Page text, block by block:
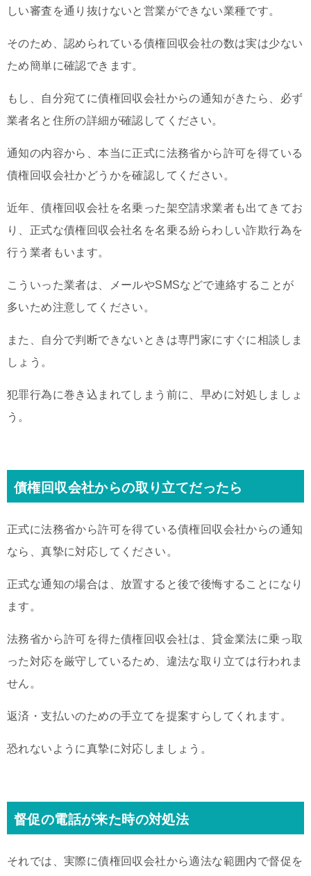
しい審査を通り抜けないと営業ができない業種です。
そのため、認められている債権回収会社の数は実は少ない
ため簡単に確認できます。
もし、自分宛てに債権回収会社からの通知がきたら、必ず
業者名と住所の詳細が確認してください。
通知の内容から、本当に正式に法務省から許可を得ている
債権回収会社かどうかを確認してください。
近年、債権回収会社を名乗った架空請求業者も出てきてお
り、正式な債権回収会社名を名乗る紛らわしい詐欺行為を
行う業者もいます。
こういった業者は、メールやSMSなどで連絡することが
多いため注意してください。
また、自分で判断できないときは専門家にすぐに相談しま
しょう。
犯罪行為に巻き込まれてしまう前に、早めに対処しましょ
う。
債権回収会社からの取り立てだったら
正式に法務省から許可を得ている債権回収会社からの通知
なら、真摯に対応してください。
正式な通知の場合は、放置すると後で後悔することになり
ます。
法務省から許可を得た債権回収会社は、貸金業法に乗っ取
った対応を厳守しているため、違法な取り立ては行われま
せん。
返済・支払いのための手立てを提案すらしてくれます。
恐れないように真摯に対応しましょう。
督促の電話が来た時の対処法
それでは、実際に債権回収会社から適法な範囲内で督促を